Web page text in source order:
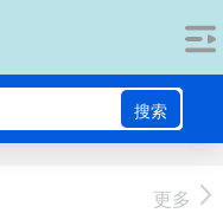
搜索
更多